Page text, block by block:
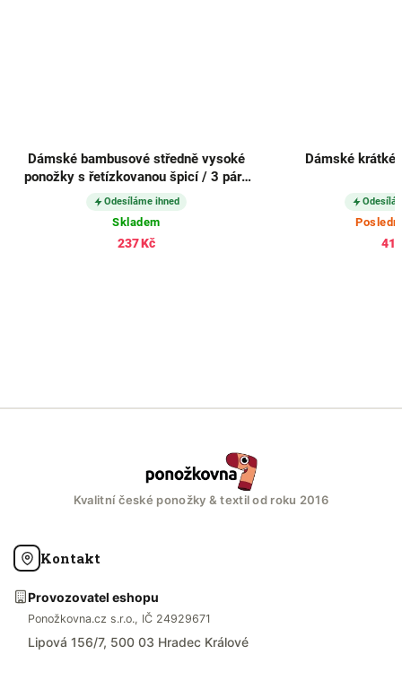
Dámské bambusové středně vysoké
ponožky s řetízkovanou špicí / 3 páry
36941
Odesíláme ihned
Skladem
237 Kč
Dámské krátké
Kvalitní české ponožky & textil od roku 2016
Kontakt
Provozovatel eshopu
Ponožkovna.cz s.r.o., IČ 24929671
Lipová 156/7, 500 03 Hradec Králové